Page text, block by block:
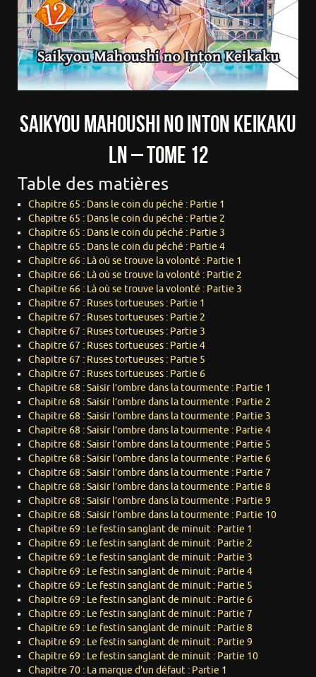
Saikyou Mahoushi no Inton Keikaku
LN – Tome 12
Table des matières
Chapitre 65 : Dans le coin du péché : Partie 1
Chapitre 65 : Dans le coin du péché : Partie 2
Chapitre 65 : Dans le coin du péché : Partie 3
Chapitre 65 : Dans le coin du péché : Partie 4
Chapitre 66 : Là où se trouve la volonté : Partie 1
Chapitre 66 : Là où se trouve la volonté : Partie 2
Chapitre 66 : Là où se trouve la volonté : Partie 3
Chapitre 67 : Ruses tortueuses : Partie 1
Chapitre 67 : Ruses tortueuses : Partie 2
Chapitre 67 : Ruses tortueuses : Partie 3
Chapitre 67 : Ruses tortueuses : Partie 4
Chapitre 67 : Ruses tortueuses : Partie 5
Chapitre 67 : Ruses tortueuses : Partie 6
Chapitre 68 : Saisir l’ombre dans la tourmente : Partie 1
Chapitre 68 : Saisir l’ombre dans la tourmente : Partie 2
Chapitre 68 : Saisir l’ombre dans la tourmente : Partie 3
Chapitre 68 : Saisir l’ombre dans la tourmente : Partie 4
Chapitre 68 : Saisir l’ombre dans la tourmente : Partie 5
Chapitre 68 : Saisir l’ombre dans la tourmente : Partie 6
Chapitre 68 : Saisir l’ombre dans la tourmente : Partie 7
Chapitre 68 : Saisir l’ombre dans la tourmente : Partie 8
Chapitre 68 : Saisir l’ombre dans la tourmente : Partie 9
Chapitre 68 : Saisir l’ombre dans la tourmente : Partie 10
Chapitre 69 : Le festin sanglant de minuit : Partie 1
Chapitre 69 : Le festin sanglant de minuit : Partie 2
Chapitre 69 : Le festin sanglant de minuit : Partie 3
Chapitre 69 : Le festin sanglant de minuit : Partie 4
Chapitre 69 : Le festin sanglant de minuit : Partie 5
Chapitre 69 : Le festin sanglant de minuit : Partie 6
Chapitre 69 : Le festin sanglant de minuit : Partie 7
Chapitre 69 : Le festin sanglant de minuit : Partie 8
Chapitre 69 : Le festin sanglant de minuit : Partie 9
Chapitre 69 : Le festin sanglant de minuit : Partie 10
Chapitre 70 : La marque d’un défaut : Partie 1